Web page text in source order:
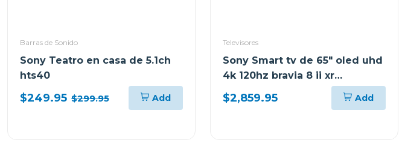
Barras de Sonido
Sony Teatro en casa de 5.1ch
hts40
$249.95 $299.95 Add
Televisores
Sony Smart tv de 65" oled uhd
4k 120hz bravia 8 ii xr
triluminos max xr80m2
$2,859.95 Add